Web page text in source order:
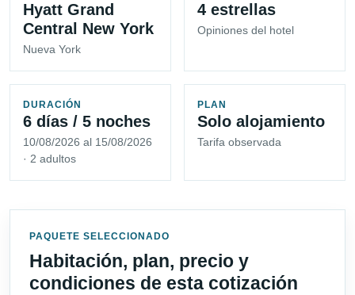
Hyatt Grand
Central New York
Nueva York
4 estrellas
Opiniones del hotel
DURACIÓN
6 días / 5 noches
10/08/2026 al 15/08/2026
· 2 adultos
PLAN
Solo alojamiento
Tarifa observada
PAQUETE SELECCIONADO
Habitación, plan, precio y
condiciones de esta cotización